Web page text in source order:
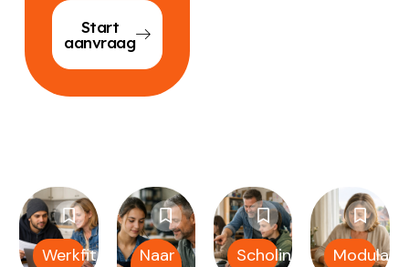
Start
aanvraag
Werkfit
Naar
Scholing Modulair